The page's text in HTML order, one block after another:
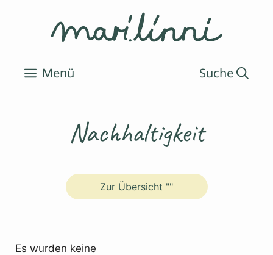
Menü
Nachhaltigkeit
Zur Übersicht ""
Es wurden keine